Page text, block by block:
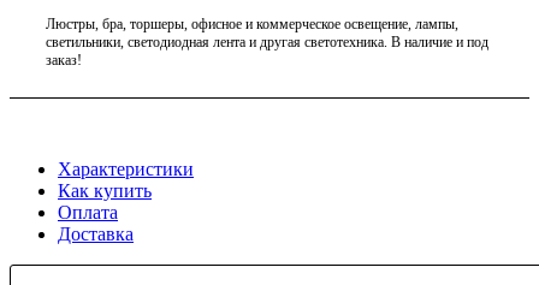
Люстры, бра, торшеры, офисное и коммерческое освещение, лампы,
светильники, светодиодная лента и другая светотехника. В наличие и под
заказ!
Характеристики
Как купить
Оплата
Доставка